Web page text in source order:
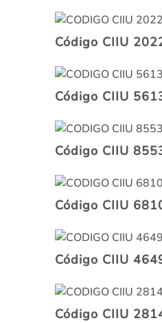
Código CIIU
Código CIIU
Código CIIU
Código CIIU
Código CIIU
Código CIIU